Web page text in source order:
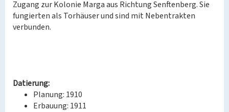
Zugang zur Kolonie Marga aus Richtung Senftenberg. Sie
fungierten als Torhäuser und sind mit Nebentrakten
verbunden.
Datierung:
Planung: 1910
Erbauung: 1911